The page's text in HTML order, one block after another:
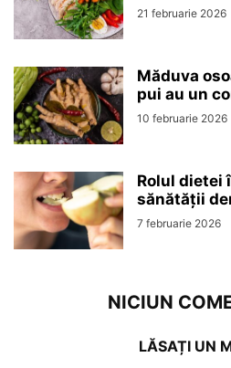
21 februarie 2026
Măduva
pui au un
10 februarie 2026
Rolul dietei
sănătății
7 februarie 2026
NICIUN
LĂSAȚI UN